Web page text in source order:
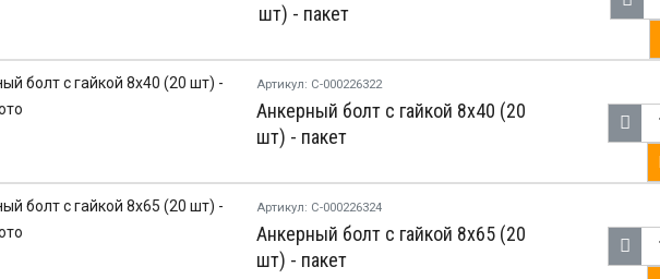
шт) - пакет
Артикул: С-000226322
Анкерный болт с гайкой 8х40 (20
шт) - пакет
Артикул: С-000226324
Анкерный болт с гайкой 8х65 (20
шт) - пакет